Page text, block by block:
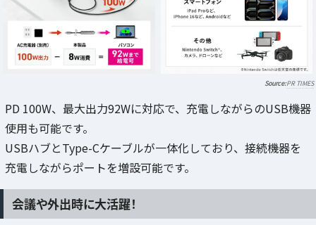
PR TIMES
PD 100W、最大出力92Wに対応で、充電しながらのUSB機器
使用も可能です。
USBハブとType-Cケーブルが一体化しており、接続機器を
充電しながらポートを増設可能です。
会議や外出時に大活躍！